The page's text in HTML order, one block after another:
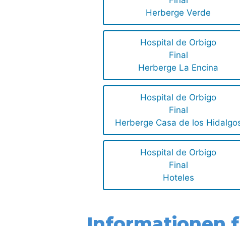
Herberge Verde
Hospital de Orbigo
Final
Herberge La Encina
Hospital de Orbigo
Final
Herberge Casa de los
Hospital de Orbigo
Final
Hoteles